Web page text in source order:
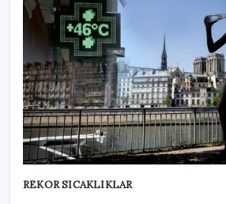
REKOR SICAKLIKLAR